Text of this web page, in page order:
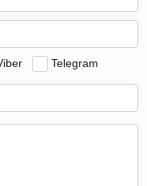
Telegram